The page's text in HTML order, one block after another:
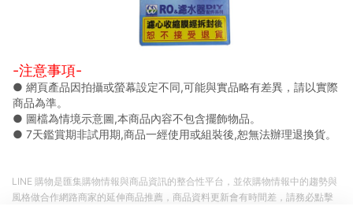
-注意事項-
● 網頁產品因拍攝或螢幕設定不同,可能與實品略有差異，請以實際
商品為準。
● 圖檔為情境示意圖,本商品內容不包含擺飾物品。
● 7天鑑賞期非試用期,商品一經使用或組裝後,恕無法辦理退換貨。
LINE 購物是匯集購物情報與商品資訊的整合性平台，並依購物情報中的趨勢與
風格做合作網路商家的延伸商品推薦，商品資料更新會有時間差，請務必點擊